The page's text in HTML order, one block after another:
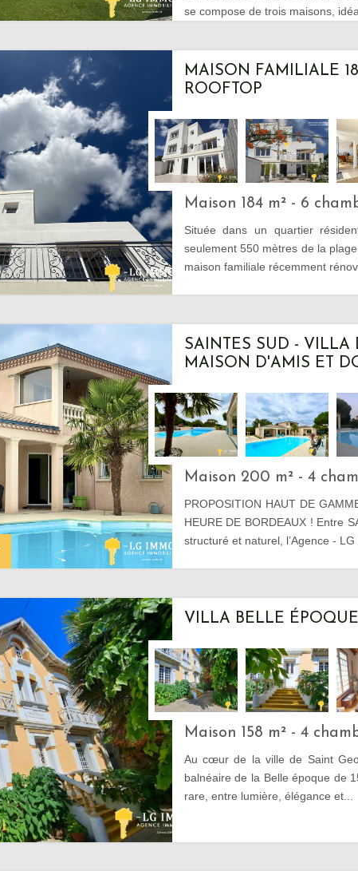
se compose de trois maisons,
MAISON FAMILIALE
ROOFTOP
Maison 184 m² - 6
Située dans un quartier
seulement 550 mètres de la
maison familiale récemment
SAINTES SUD - VILLA
MAISON D'AMIS ET
Maison 200 m² - 4
PROPOSITION HAUT DE
HEURE DE BORDEAUX ! Entre
structuré et naturel, l’Agence - LG
VILLA BELLE ÉPOQUE
Maison 158 m² - 4
Au cœur de la ville de Saint
balnéaire de la Belle époque de
rare, entre lumière, élégance et...